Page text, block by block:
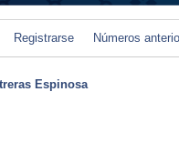
Registrarse Números
Espinosa